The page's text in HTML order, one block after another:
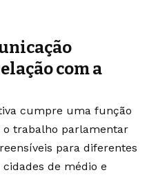
com a
cumpre uma função
trabalho parlamentar
para diferentes
de médio e